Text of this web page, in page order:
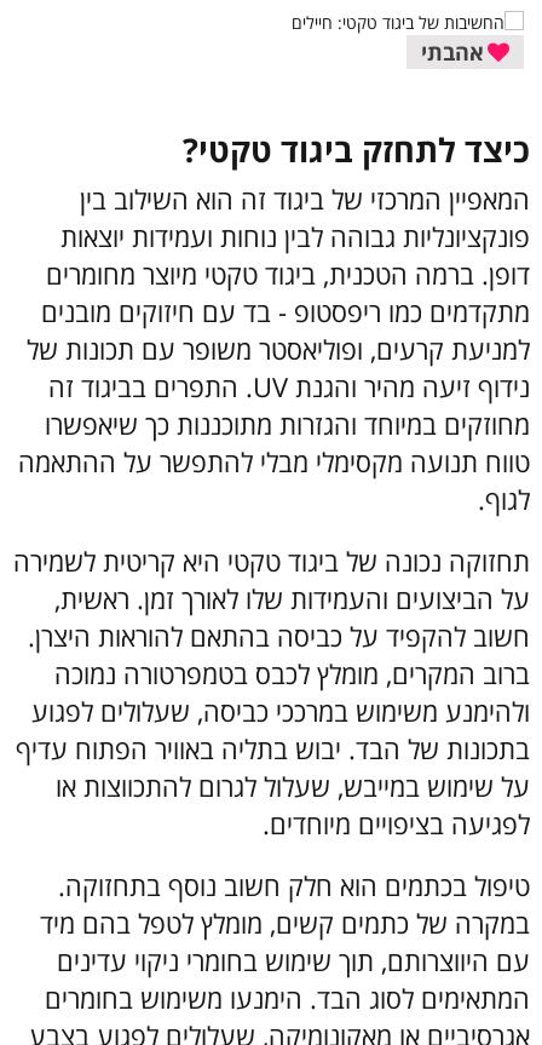
אהבתי
כיצד לתחזק ביגוד טקטי?
המאפיין המרכזי של ביגוד זה הוא השילוב בין
פונקציונליות גבוהה לבין נוחות ועמידות יוצאות
דופן. ברמה הטכנית, ביגוד טקטי מיוצר מחומרים
מתקדמים כמו ריפסטופ - בד עם חיזוקים מובנים
למניעת קרעים, ופוליאסטר משופר עם תכונות של
נידוף זיעה מהיר והגנת UV. התפרים בביגוד זה
מחוזקים במיוחד והגזרות מתוכננות כך שיאפשרו
טווח תנועה מקסימלי מבלי להתפשר על ההתאמה
לגוף.
תחזוקה נכונה של ביגוד טקטי היא קריטית לשמירה
על הביצועים והעמידות שלו לאורך זמן. ראשית,
חשוב להקפיד על כביסה בהתאם להוראות היצרן.
ברוב המקרים, מומלץ לכבס בטמפרטורה נמוכה
ולהימנע משימוש במרככי כביסה, שעלולים לפגוע
בתכונות של הבד. יבוש בתליה באוויר הפתוח עדיף
על שימוש במייבש, שעלול לגרום להתכווצות או
לפגיעה בציפויים מיוחדים.
טיפול בכתמים הוא חלק חשוב נוסף בתחזוקה.
במקרה של כתמים קשים, מומלץ לטפל בהם מיד
עם היווצרותם, תוך שימוש בחומרי ניקוי עדינים
המתאימים לסוג הבד. הימנעו משימוש בחומרים
אגרסיביים או מאקונומיקה, שעלולים לפגוע בצבע